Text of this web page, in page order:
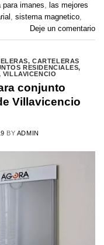
para imanes, las mejores
, sistema magnetico,
Deje un comentario
,CARTELERAS
RESIDENCIALES,
VILLAVICENCIO
conjunto
Villavicencio
BY ADMIN